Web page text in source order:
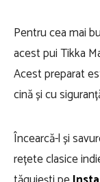
Pentru cea mai
acest pui Tikka
Acest preparat
cină și cu
Încearcă-l și
rețete clasice